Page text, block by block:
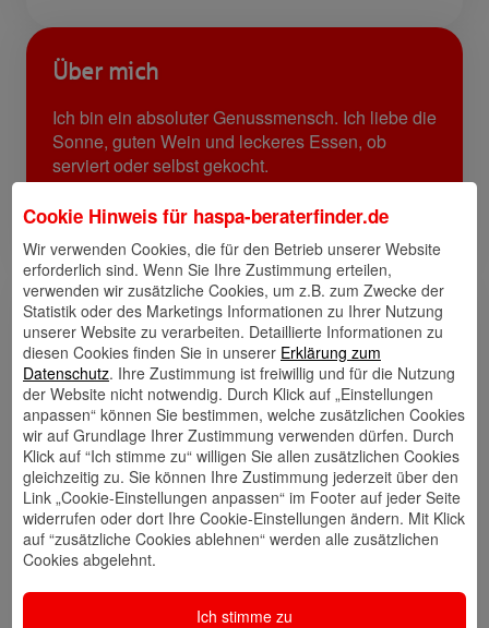
Über mich
Ich bin ein absoluter Genussmensch. Ich liebe die
Sonne, guten Wein und leckeres Essen, ob
serviert oder selbst gekocht.
In den Sommermonaten bewirtschafte ich mit
meiner Familie unseren kleinen Bio-Mietacker vor
den Toren Hamburgs.
Links
Kontakt
speichern
Walletkarte
hinzufügen
Rückrufwunsch
Website
🎊 Haspa-
🎯 Service-
Cookie Hinweis für haspa-beraterfinder.de
Wir verwenden Cookies, die für den Betrieb unserer Website
erforderlich sind. Wenn Sie Ihre Zustimmung erteilen,
verwenden wir zusätzliche Cookies, um z.B. zum Zwecke der
Statistik oder des Marketings Informationen zu Ihrer Nutzung
unserer Website zu verarbeiten. Detaillierte Informationen zu
diesen Cookies finden Sie in unserer Erklärung zum
Datenschutz. Ihre Zustimmung ist freiwillig und für die Nutzung
der Website nicht notwendig. Durch Klick auf „Einstellungen
anpassen“ können Sie bestimmen, welche zusätzlichen Cookies
wir auf Grundlage Ihrer Zustimmung verwenden dürfen. Durch
Klick auf “Ich stimme zu“ willigen Sie allen zusätzlichen Cookies
gleichzeitig zu. Sie können Ihre Zustimmung jederzeit über den
Link „Cookie-Einstellungen anpassen“ im Footer auf jeder Seite
widerrufen oder dort Ihre Cookie-Einstellungen ändern. Mit Klick
auf “zusätzliche Cookies ablehnen“ werden alle zusätzlichen
Cookies abgelehnt.
Ich stimme zu